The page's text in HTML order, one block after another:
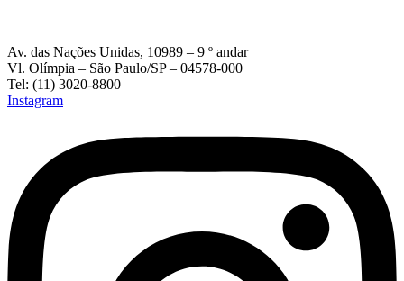
Av. das Nações Unidas, 10989 – 9 º andar
Vl. Olímpia – São Paulo/SP – 04578-000
Tel: (11) 3020-8800
Instagram